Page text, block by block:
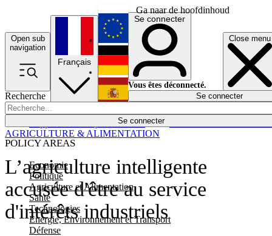
Ga naar de hoofdinhoud
Open sub
navigation
Close menu
Recherche
Se connecter
POLICY AREAS
Economie
Politique
Agriculture et Alimentation
Santé
Technologies
Energie, Environnement et Transport
Défense
Économie
Français
English
Deutsch
Español
Se connecter
Vous êtes déconnecté.
Se connecter
L’agriculture intelligente
accusée d'être au service
d'intérêts industriels
AGRICULTURE & ALIMENTATION